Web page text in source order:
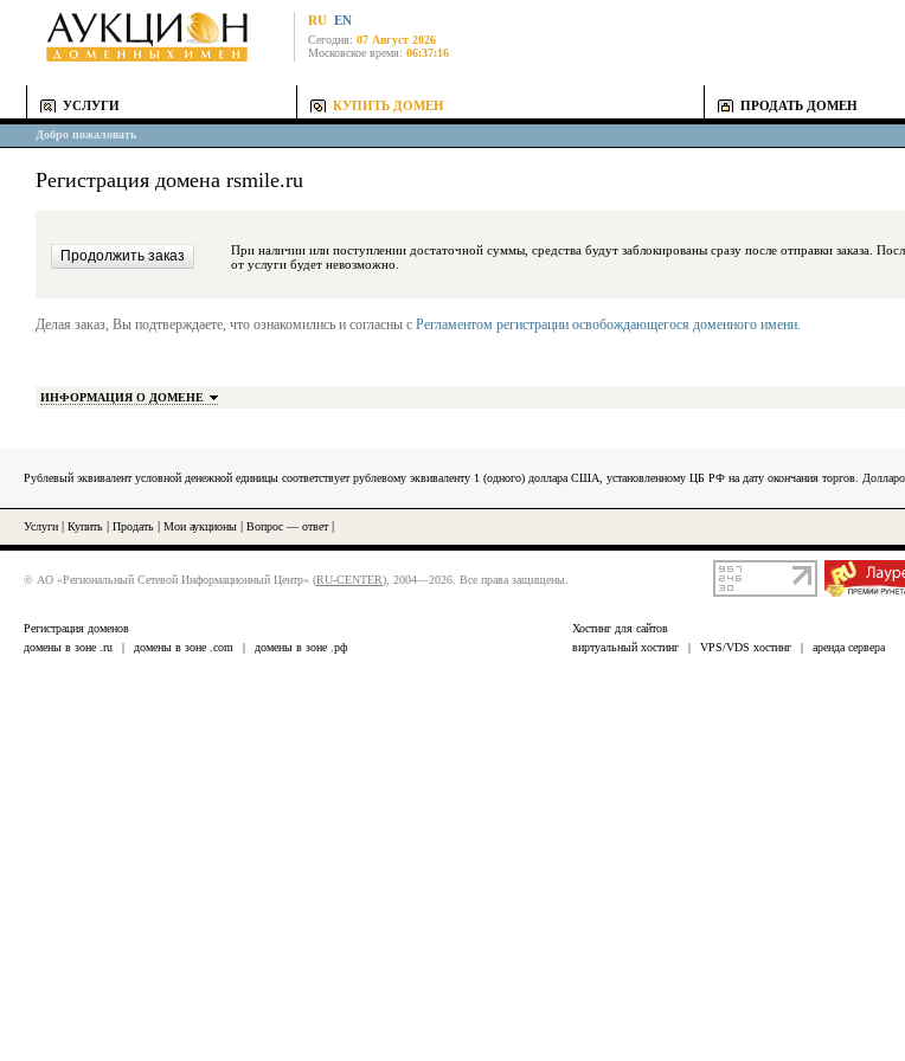
RU EN
Сегодня: 07 Август 2026
Московское время: 06:37:16
УСЛУГИ КУПИТЬ ДОМЕН ПРОДАТЬ ДОМЕН
Добро пожаловать
Регистрация домена rsmile.ru
При наличии или поступлении достаточной суммы, средства будут заблокированы сразу после отправки заказа. После блокировки средств отказаться
от услуги будет невозможно.
Делая заказ, Вы подтверждаете, что ознакомились и согласны с Регламентом регистрации освобождающегося доменного имени.
ИНФОРМАЦИЯ О ДОМЕНЕ
Рублевый эквивалент условной денежной единицы соответствует рублевому эквиваленту 1 (одного) доллара США, установленному ЦБ РФ на дату окончания торгов.
Услуги Купить Продать Мои аукционы Вопрос — ответ|
© АО «Региональный Сетевой Информационный Центр» (RU-CENTER), 2004—2026. Все права защищены.
Регистрация доменов
домены в зоне .ru
| домены в зоне .com | домены в зоне .рф
Хостинг для сайтов
виртуальный хостинг
| VPS/VDS хостинг | аренда сервера